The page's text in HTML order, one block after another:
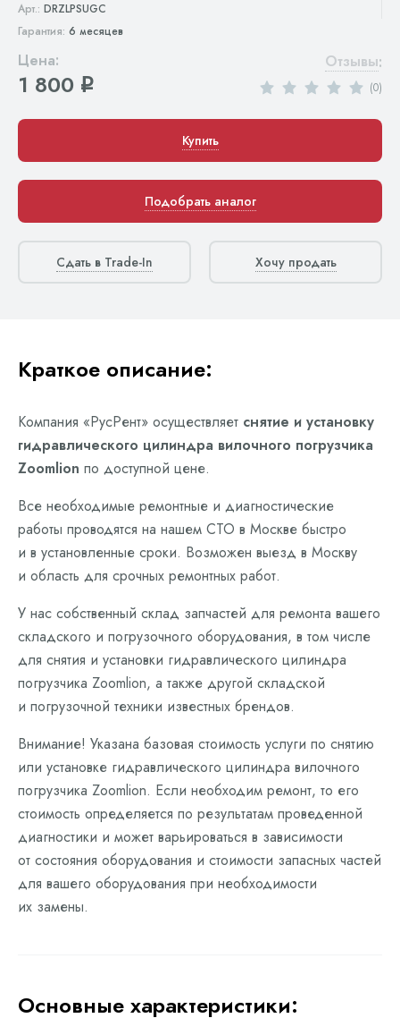
Арт.: DRZLPSUGC
Гарантия: 6 месяцев
Цена:
1 800 q
Отзывы:
(0)
Купить
Подобрать аналог
Сдать в Trade-In Хочу продать
Краткое описание:
Компания «РусРент» осуществляет снятие и установку
гидравлического цилиндра вилочного погрузчика
Zoomlion по доступной цене.
Все необходимые ремонтные и диагностические
работы проводятся на нашем СТО в Москве быстро
и в установленные сроки. Возможен выезд в Москву
и область для срочных ремонтных работ.
У нас собственный склад запчастей для ремонта вашего
складского и погрузочного оборудования, в том числе
для снятия и установки гидравлического цилиндра
погрузчика Zoomlion, а также другой складской
и погрузочной техники известных брендов.
Внимание! Указана базовая стоимость услуги по снятию
или установке гидравлического цилиндра вилочного
погрузчика Zoomlion. Если необходим ремонт, то его
стоимость определяется по результатам проведенной
диагностики и может варьироваться в зависимости
от состояния оборудования и стоимости запасных частей
для вашего оборудования при необходимости
их замены.
Основные характеристики: